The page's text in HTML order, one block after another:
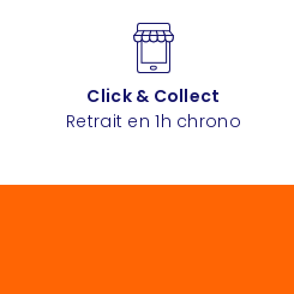
Click & Collect
Retrait en 1h chrono